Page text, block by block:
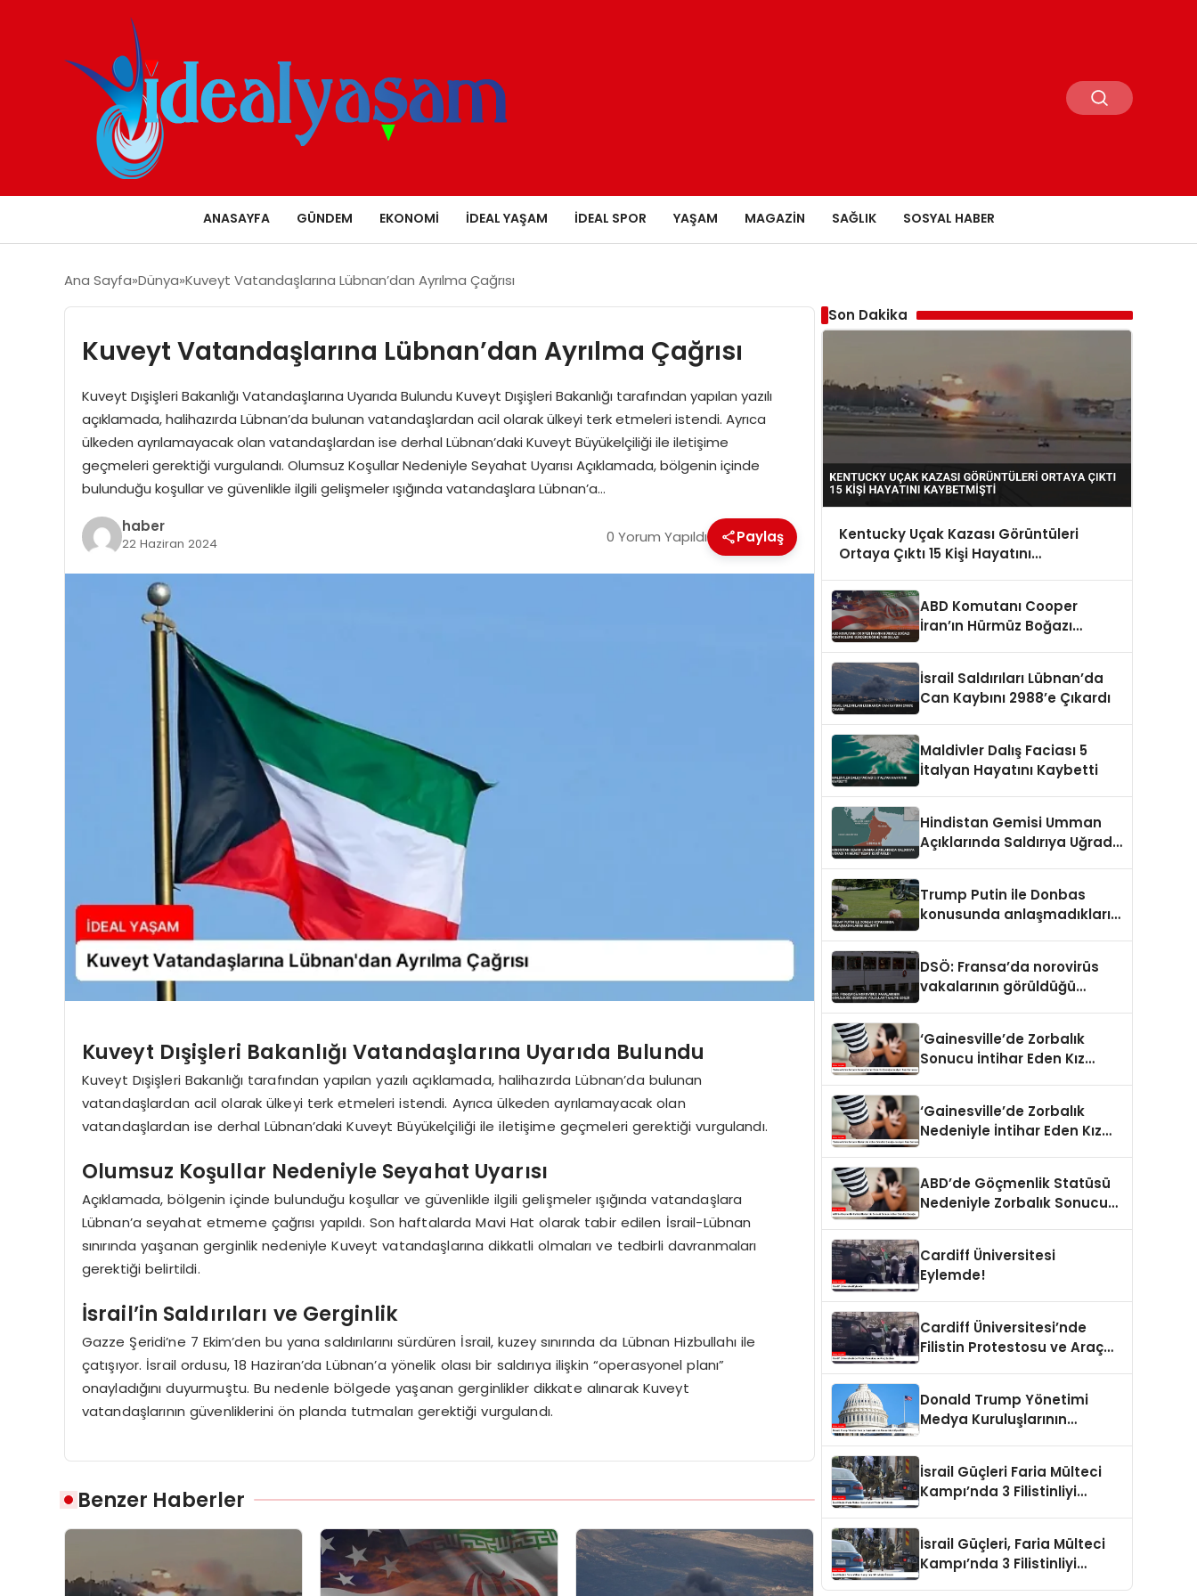
ANASAYFA GÜNDEM EKONOMI İDEAL YAŞAM İDEAL SPOR YAŞAM MAGAZIN SAĞLIK SOSYAL HABER
Ana Sayfa Dünya Kuveyt Vatandaşlarına Lübnan’dan Ayrılma Çağrısı
Kuveyt Vatandaşlarına Lübnan’dan Ayrılma Çağrısı
Kuveyt Dışişleri Bakanlığı Vatandaşlarına Uyarıda Bulundu Kuveyt Dışişleri Bakanlığı tarafından yapılan yazılı
açıklamada, halihazırda Lübnan’da bulunan vatandaşlardan acil olarak ülkeyi terk etmeleri istendi. Ayrıca
ülkeden ayrılamayacak olan vatandaşlardan ise derhal Lübnan’daki Kuveyt Büyükelçiliği ile iletişime
geçmeleri gerektiği vurgulandı. Olumsuz Koşullar Nedeniyle Seyahat Uyarısı Açıklamada, bölgenin içinde
bulunduğu koşullar ve güvenlikle ilgili gelişmeler ışığında vatandaşlara Lübnan’a…
haber
22 Haziran 2024 0 Yorum Yapıldı Paylaş
Kuveyt Dışişleri Bakanlığı Vatandaşlarına Uyarıda Bulundu
Kuveyt Dışişleri Bakanlığı tarafından yapılan yazılı açıklamada, halihazırda Lübnan’da bulunan
vatandaşlardan acil olarak ülkeyi terk etmeleri istendi. Ayrıca ülkeden ayrılamayacak olan
vatandaşlardan ise derhal Lübnan’daki Kuveyt Büyükelçiliği ile iletişime geçmeleri gerektiği vurgulandı.
Olumsuz Koşullar Nedeniyle Seyahat Uyarısı
Açıklamada, bölgenin içinde bulunduğu koşullar ve güvenlikle ilgili gelişmeler ışığında vatandaşlara
Lübnan’a seyahat etmeme çağrısı yapıldı. Son haftalarda Mavi Hat olarak tabir edilen İsrail-Lübnan
sınırında yaşanan gerginlik nedeniyle Kuveyt vatandaşlarına dikkatli olmaları ve tedbirli davranmaları
gerektiği belirtildi.
İsrail’in Saldırıları ve Gerginlik
Gazze Şeridi’ne 7 Ekim’den bu yana saldırılarını sürdüren İsrail, kuzey sınırında da Lübnan Hizbullahı ile
çatışıyor. İsrail ordusu, 18 Haziran’da Lübnan’a yönelik olası bir saldırıya ilişkin “operasyonel planı”
onayladığını duyurmuştu. Bu nedenle bölgede yaşanan gerginlikler dikkate alınarak Kuveyt
vatandaşlarının güvenliklerini ön planda tutmaları gerektiği vurgulandı.
Benzer Haberler
Son Dakika
Kentucky Uçak Kazası Görüntüleri
Ortaya Çıktı 15 Kişi Hayatını
ABD Komutanı Cooper
İran’ın Hürmüz Boğazı
İsrail Saldırıları Lübnan’da
Can Kaybını 2988’e Çıkardı
Maldivler Dalış Faciası 5
İtalyan Hayatını Kaybetti
Hindistan Gemisi Umman
Açıklarında Saldırıya Uğradı
Trump Putin ile Donbas
konusunda anlaşmadıklarını
DSÖ: Fransa’da norovirüs
vakalarının görüldüğü
‘Gainesville’de Zorbalık
Sonucu İntihar Eden Kız
‘Gainesville’de Zorbalık
Nedeniyle İntihar Eden Kız
ABD’de Göçmenlik Statüsü
Nedeniyle Zorbalık Sonucu
Cardiff Üniversitesi
Eylemde!
Cardiff Üniversitesi’nde
Filistin Protestosu ve Araç
Donald Trump Yönetimi
Medya Kuruluşlarının
İsrail Güçleri Faria Mülteci
Kampı’nda 3 Filistinliyi
İsrail Güçleri, Faria Mülteci
Kampı’nda 3 Filistinliyi